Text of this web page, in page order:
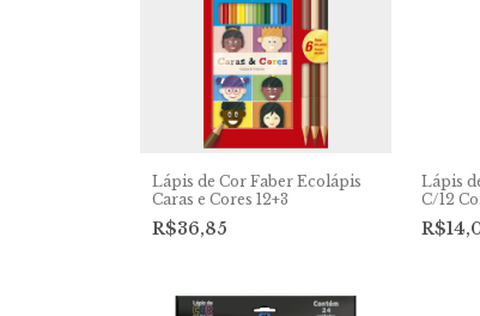
Lápis de Cor Faber Ecolápis
Caras e Cores 12+3
R$36,85
Lápis
C/12